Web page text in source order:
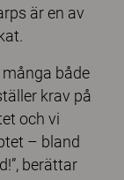
är en av
både
krav på
och vi
– bland
berättar